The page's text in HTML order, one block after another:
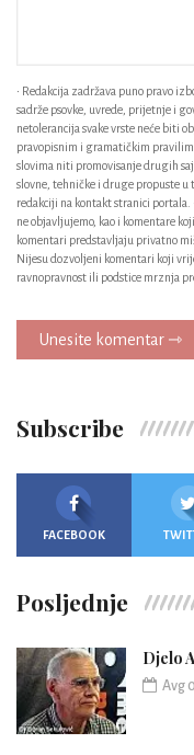
• Redakcija zadržava puno pravo
sadrže psovke, uvrede, prijetnje i
netolerancija svake vrste neće biti
pravopisnim i gramatičkim
slovima niti promovisanje drugih
slovne, tehničke i druge propuste
redakciji na kontakt stranici portala.
ne objavljujemo, kao i komentare
komentari predstavljaju privatno
Nijesu dozvoljeni komentari koji
ravnopravnost ili podstice mrznja
Unesite komentar ⇾
Subscribe
FACEBOOK
Posljednje
Djelo
Avg